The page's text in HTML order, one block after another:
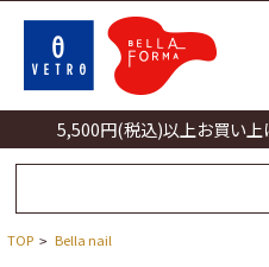
5,500円(税込)以上お買い
TOP > Bella nail